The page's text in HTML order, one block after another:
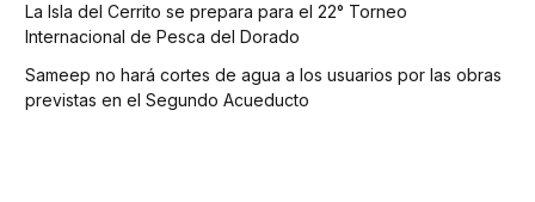
La Isla del Cerrito se prepara para el 22° Torneo
Internacional de Pesca del Dorado
Sameep no hará cortes de agua a los usuarios por las obras
previstas en el Segundo Acueducto